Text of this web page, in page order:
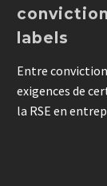
labels
Entre
exigences de
la RSE en